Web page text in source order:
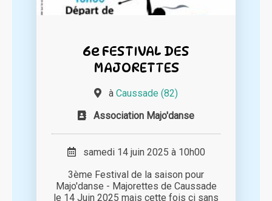
6e FESTIVAL DES
MAJORETTES
à Caussade (82)
Association Majo'danse
samedi 14 juin 2025 à 10h00
3ème Festival de la saison pour
Majo'danse - Majorettes de Caussade
le 14 Juin 2025 mais cette fois ci sans